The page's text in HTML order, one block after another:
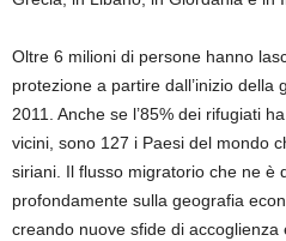
Oltre 6 milioni di persone hanno
protezione a partire dall’inizio della
2011. Anche se l’85% dei rifugiati
vicini, sono 127 i Paesi del mondo
siriani. Il flusso migratorio che ne è
profondamente sulla geografia
creando nuove sfide di accoglienza